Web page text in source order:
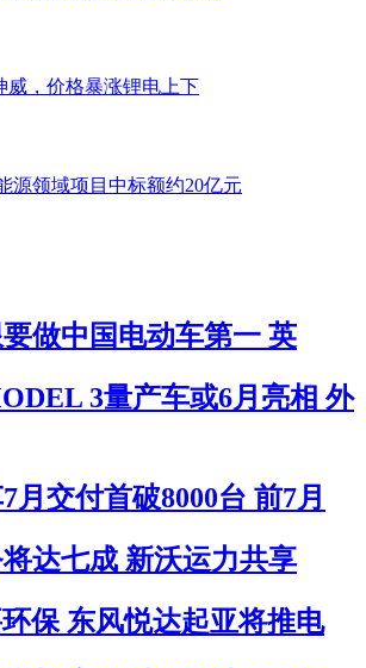
威，价格暴涨锂电上下
源领域项目中标额约20亿元
做中国电动车第一 英
3量产车或6月亮相 外
月交付首破8000台 前7月
达七成 新沃运力共享
保 东风悦达起亚将推电